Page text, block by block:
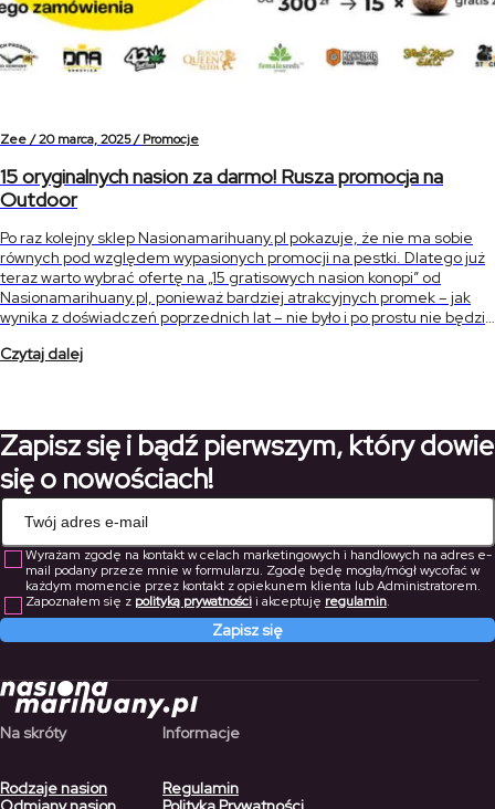
Zee /20 marca, 2025 /Promocje
15 oryginalnych nasion za darmo! Rusza promocja na
Outdoor
Po raz kolejny sklep Nasionamarihuany.pl pokazuje, że nie ma sobie
równych pod względem wypasionych promocji na pestki. Dlatego już
teraz warto wybrać ofertę na „15 gratisowych nasion konopi” od
Nasionamarihuany.pl, ponieważ bardziej atrakcyjnych promek – jak
wynika z doświadczeń poprzednich lat – nie było i po prostu nie będzie
Czytaj dalej
Zapisz się i bądź pierwszym, który dowie
się o nowościach!
Wyrażam zgodę na kontakt w celach marketingowych i handlowych na adres e-
mail podany przeze mnie w formularzu. Zgodę będę mogła/mógł wycofać w
każdym momencie przez kontakt z opiekunem klienta lub Administratorem.
Zapoznałem się z polityką prywatnościi akceptuję regulamin.
Zapisz się
Na skróty
Rodzaje nasion
Informacje
Regulamin